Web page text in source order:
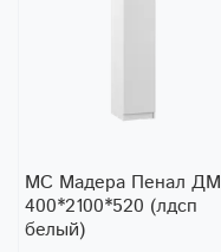
МС Мадера Пенал ДМ
400*2100*520 (лдсп
белый)